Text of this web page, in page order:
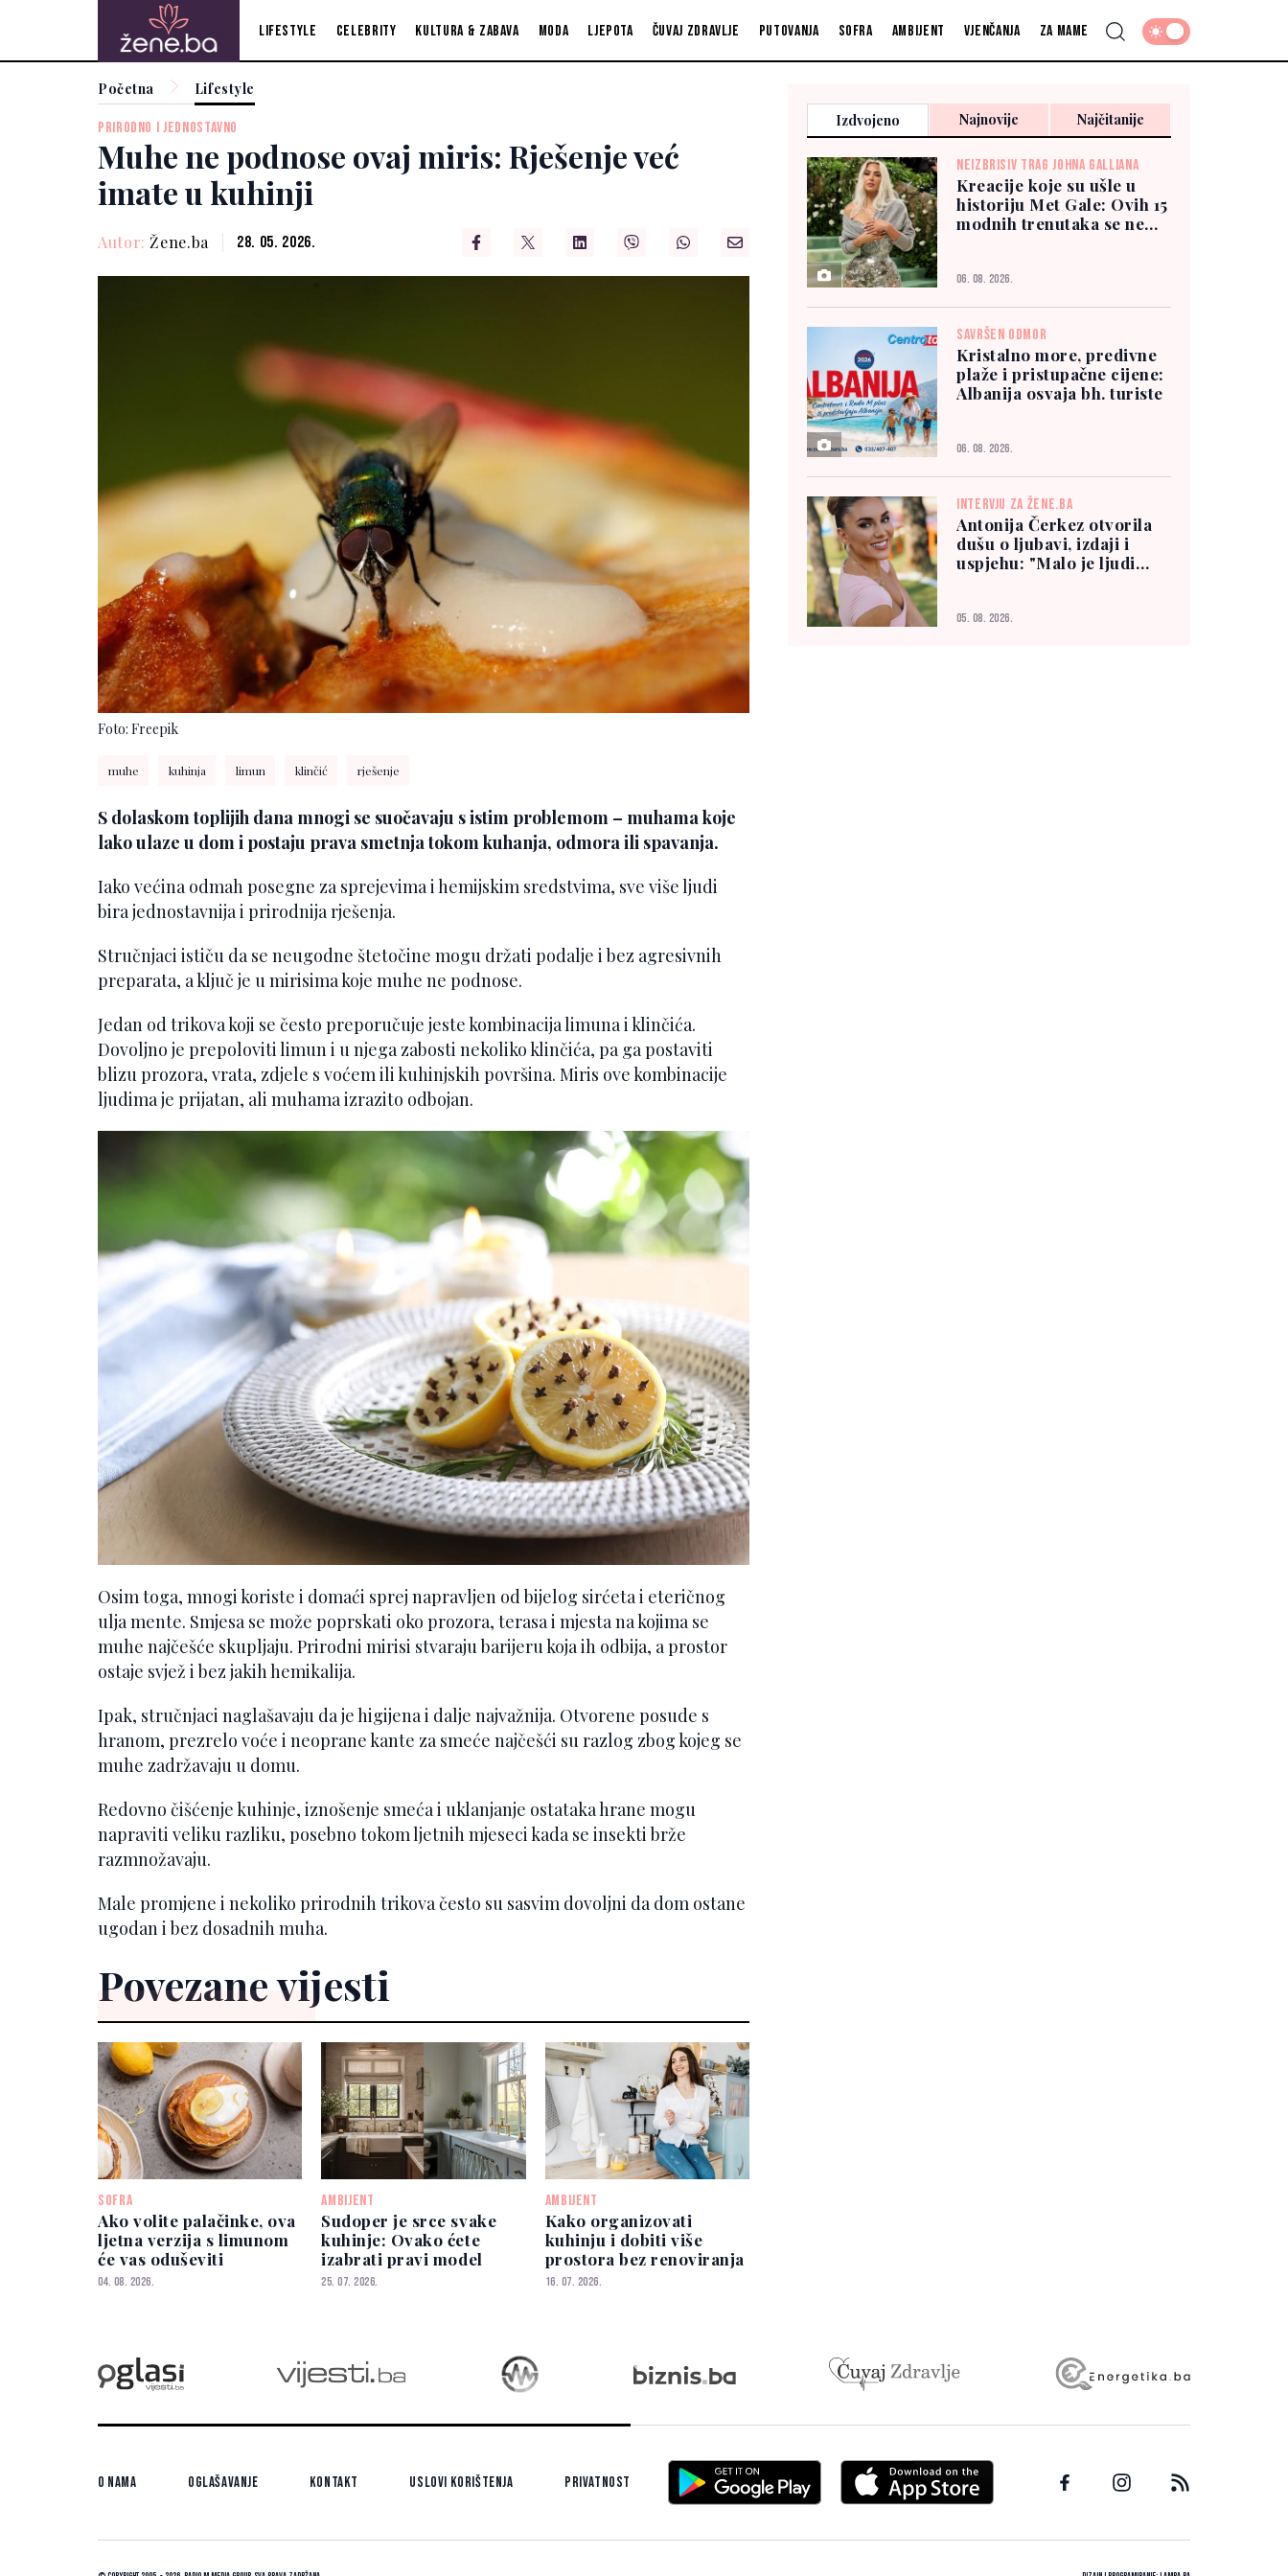
Lifestyle Celebrity Kultura & zabava Moda Ljepota Čuvaj zdravlje Putovanja Sofra Ambijent Vjenčanja Za mame
Početna Lifestyle
PRIRODNO I JEDNOSTAVNO
Muhe ne podnose ovaj miris: Rješenje već
imate u kuhinji
Autor: Žene.ba 28. 05. 2026.
Foto: Freepik
muhe kuhinja limun klinčić rješenje
S dolaskom toplijih dana mnogi se suočavaju s istim problemom – muhama koje
lako ulaze u dom i postaju prava smetnja tokom kuhanja, odmora ili spavanja.
Iako većina odmah posegne za sprejevima i hemijskim sredstvima, sve više ljudi
bira jednostavnija i prirodnija rješenja.
Stručnjaci ističu da se neugodne štetočine mogu držati podalje i bez agresivnih
preparata, a ključ je u mirisima koje muhe ne podnose.
Jedan od trikova koji se često preporučuje jeste kombinacija limuna i klinčića.
Dovoljno je prepoloviti limun i u njega zabosti nekoliko klinčića, pa ga postaviti
blizu prozora, vrata, zdjele s voćem ili kuhinjskih površina. Miris ove kombinacije
ljudima je prijatan, ali muhama izrazito odbojan.
Osim toga, mnogi koriste i domaći sprej napravljen od bijelog sirćeta i eteričnog
ulja mente. Smjesa se može poprskati oko prozora, terasa i mjesta na kojima se
muhe najčešće skupljaju. Prirodni mirisi stvaraju barijeru koja ih odbija, a prostor
ostaje svjež i bez jakih hemikalija.
Ipak, stručnjaci naglašavaju da je higijena i dalje najvažnija. Otvorene posude s
hranom, prezrelo voće i neoprane kante za smeće najčešći su razlog zbog kojeg se
muhe zadržavaju u domu.
Redovno čišćenje kuhinje, iznošenje smeća i uklanjanje ostataka hrane mogu
napraviti veliku razliku, posebno tokom ljetnih mjeseci kada se insekti brže
razmnožavaju.
Male promjene i nekoliko prirodnih trikova često su sasvim dovoljni da dom ostane
ugodan i bez dosadnih muha.
Povezane vijesti
SOFRA
Ako volite palačinke, ova
ljetna verzija s limunom
će vas oduševiti
04. 08. 2026.
AMBIJENT
Sudoper je srce svake
kuhinje: Ovako ćete
izabrati pravi model
25. 07. 2026.
AMBIJENT
Kako organizovati
kuhinju i dobiti više
prostora bez renoviranja
16. 07. 2026.
Izdvojeno Najnovije Najčitanije
NEIZBRISIV TRAG JOHNA GALLIANA
Kreacije koje su ušle u
historiju Met Gale: Ovih 15
modnih trenutaka se ne
06. 08. 2026.
SAVRŠEN ODMOR
Kristalno more, predivne
plaže i pristupačne cijene:
Albanija osvaja bh. turiste
06. 08. 2026.
INTERVJU ZA ŽENE.BA
Antonija Čerkez otvorila
dušu o ljubavi, izdaji i
uspjehu: "Malo je ljudi
05. 08. 2026.
O nama Oglašavanje Kontakt Uslovi korištenja Privatnost